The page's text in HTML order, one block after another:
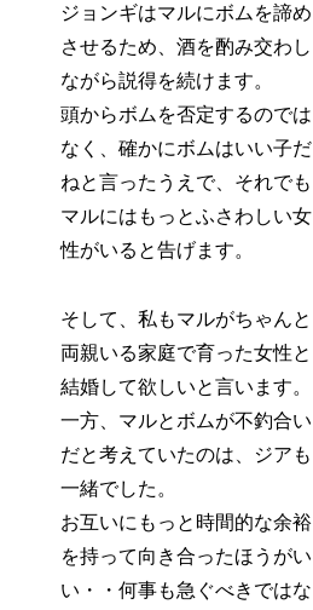
ジョンギはマルにボムを諦め
させるため、酒を酌み交わし
ながら説得を続けます。
頭からボムを否定するのでは
なく、確かにボムはいい子だ
ねと言ったうえで、それでも
マルにはもっとふさわしい女
性がいると告げます。
そして、私もマルがちゃんと
両親いる家庭で育った女性と
結婚して欲しいと言います。
一方、マルとボムが不釣合い
だと考えていたのは、ジアも
一緒でした。
お互いにもっと時間的な余裕
を持って向き合ったほうがい
い・・何事も急ぐべきではな